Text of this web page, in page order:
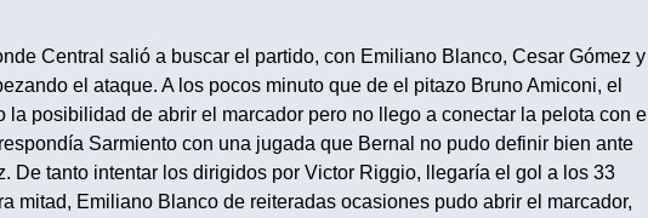
Central salió a buscar el partido, con Emiliano Blanco, Cesar Gómez y
el ataque. A los pocos minuto que de el pitazo Bruno Amiconi, el
la posibilidad de abrir el marcador pero no llego a conectar la pelota con el
Sarmiento con una jugada que Bernal no pudo definir bien ante
De tanto intentar los dirigidos por Victor Riggio, llegaría el gol a los 33
mitad, Emiliano Blanco de reiteradas ocasiones pudo abrir el marcador,